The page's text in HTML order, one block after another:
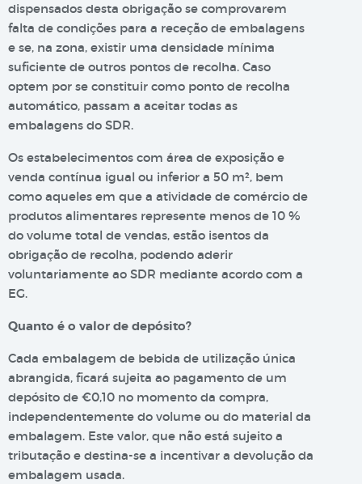
dispensados desta obrigação se comprovarem
falta de condições para a receção de embalagens
e se, na zona, existir uma densidade mínima
suficiente de outros pontos de recolha. Caso
optem por se constituir como ponto de recolha
automático, passam a aceitar todas as
embalagens do SDR.
Os estabelecimentos com área de exposição e
venda contínua igual ou inferior a 50 m², bem
como aqueles em que a atividade de comércio de
produtos alimentares represente menos de 10 %
do volume total de vendas, estão isentos da
obrigação de recolha, podendo aderir
voluntariamente ao SDR mediante acordo com a
EG.
Quanto é o valor de depósito?
Cada embalagem de bebida de utilização única
abrangida, ficará sujeita ao pagamento de um
depósito de €0,10 no momento da compra,
independentemente do volume ou do material da
embalagem. Este valor, que não está sujeito a
tributação e destina-se a incentivar a devolução da
embalagem usada.